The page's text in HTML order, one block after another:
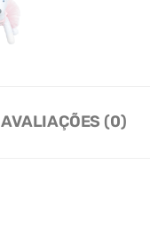
AVALIAÇÕES (0)